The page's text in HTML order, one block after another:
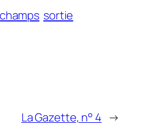
sortie
La Gazette, n° 4 →